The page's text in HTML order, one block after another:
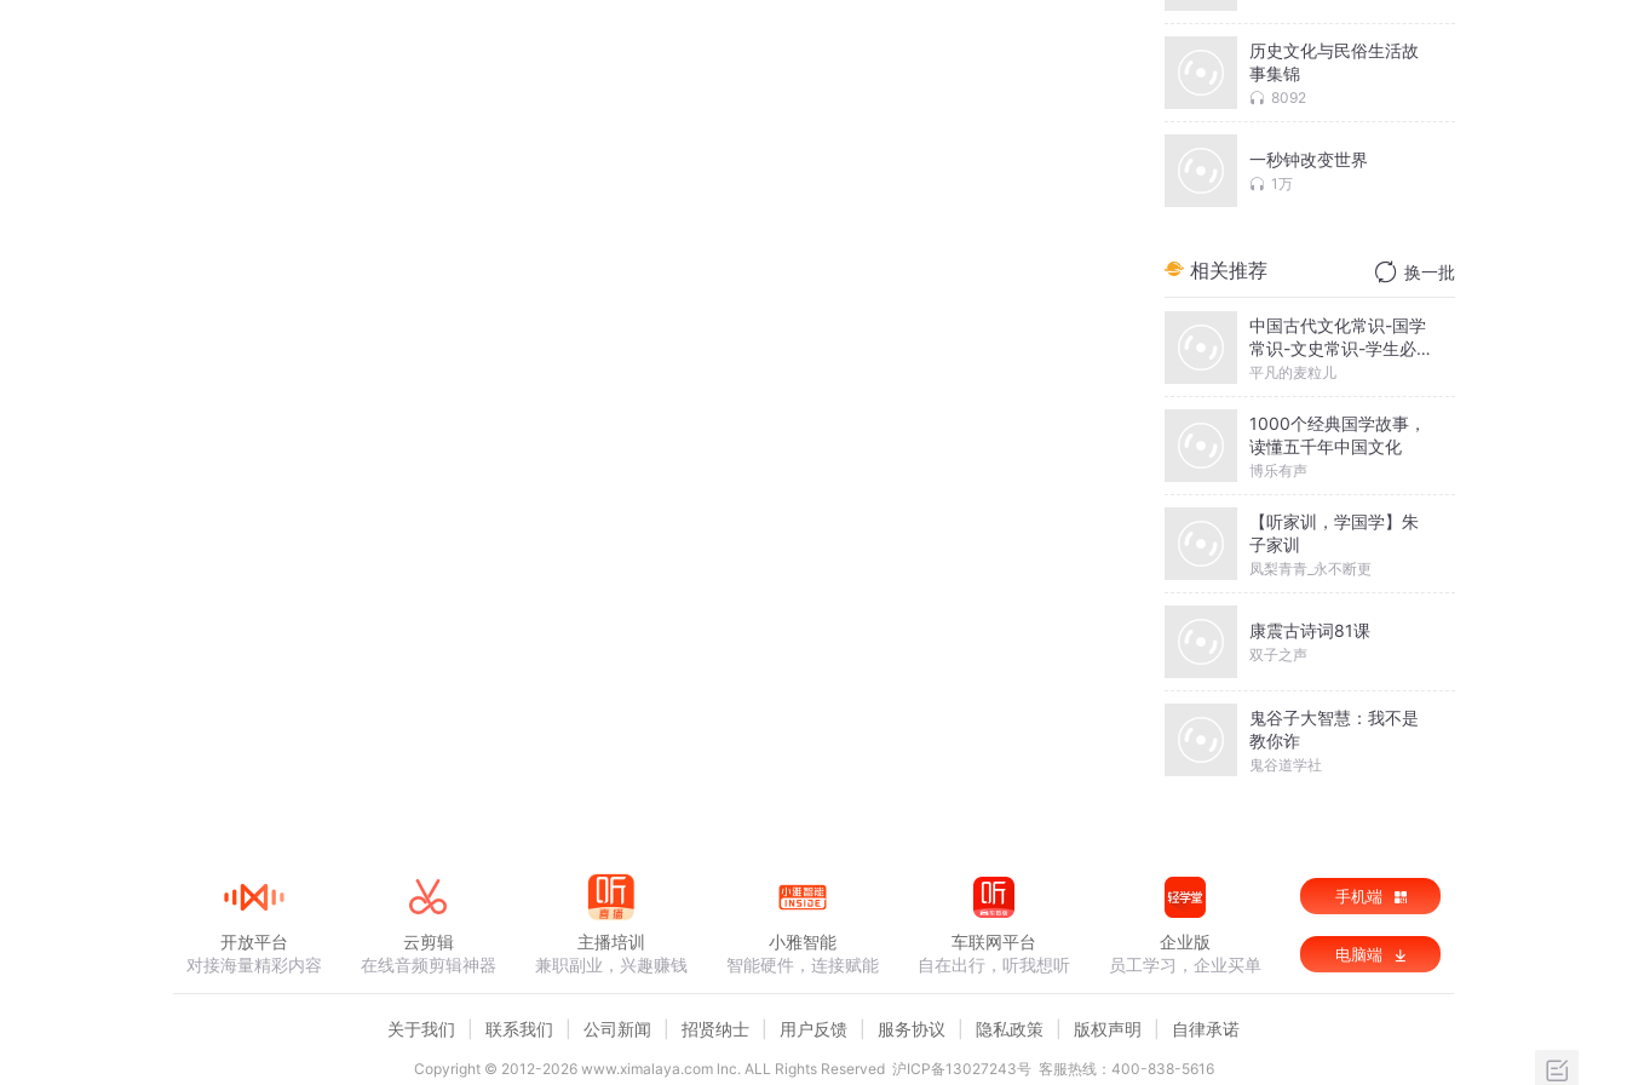
历史文化与民俗生活故
事集锦
8092
一秒钟改变世界
1万
相关推荐 换一批
中国古代文化常识-国学
常识-文史常识-学生必
备
平凡的麦粒儿
1000个经典国学故事，
读懂五千年中国文化
博乐有声
【听家训，学国学】朱
子家训
凤梨青青_永不断更
康震古诗词81课
双子之声
鬼谷子大智慧：我不是
教你诈
鬼谷道学社
开放平台
对接海量精彩内容
云剪辑
在线音频剪辑神器
主播培训
兼职副业，兴趣赚钱
小雅智能
智能硬件，连接赋能
车联网平台
自在出行，听我想听
企业版
员工学习，企业买单
手机端
电脑端
关于我们 联系我们 公司新闻 招贤纳士 用户反馈 服务协议 隐私政策 版权声明 自律承诺
Copyright © 2012-2026www.ximalaya.com lnc. ALL Rights Reserved 沪ICP备13027243号 客服热线：400-838-5616